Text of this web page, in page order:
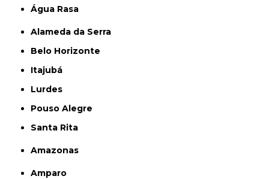
Água Rasa
Alameda da Serra
Belo Horizonte
Itajubá
Lurdes
Pouso Alegre
Santa Rita
Amazonas
Amparo